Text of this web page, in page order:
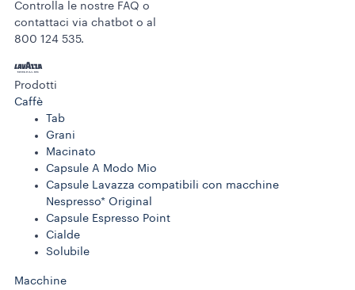
Controlla le nostre FAQ o
contattaci via chatbot o al
800 124 535.
Prodotti
Caffè
Tab
Grani
Macinato
Capsule A Modo Mio
Capsule Lavazza compatibili con macchine
Nespresso* Original
Capsule Espresso Point
Cialde
Solubile
Macchine